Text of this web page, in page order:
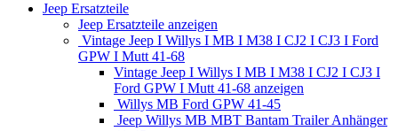
Jeep Ersatzteile
Jeep Ersatzteile anzeigen
Vintage Jeep I Willys I MB I M38 I CJ2 I CJ3 I Ford
GPW I Mutt 41-68
Vintage Jeep I Willys I MB I M38 I CJ2 I CJ3 I
Ford GPW I Mutt 41-68 anzeigen
Willys MB Ford GPW 41-45
Jeep Willys MB MBT Bantam Trailer Anhänger